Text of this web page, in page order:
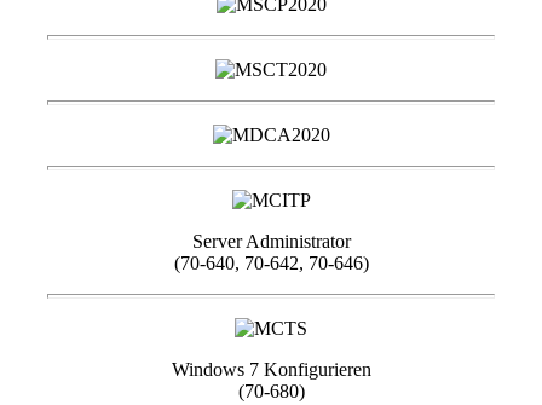
Server Administrator
(70-640, 70-642, 70-646)
Windows 7 Konfigurieren
(70-680)